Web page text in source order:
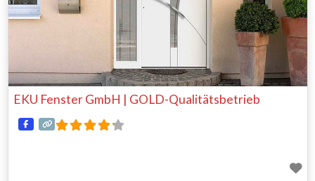
EKU Fenster GmbH | GOLD-Qualitätsbetrieb